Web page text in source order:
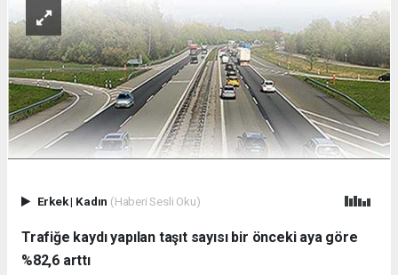
Erkek| Kadın (Haberi Sesli Oku)
Trafiğe kaydı yapılan taşıt sayısı bir önceki aya göre
%82,6 arttı